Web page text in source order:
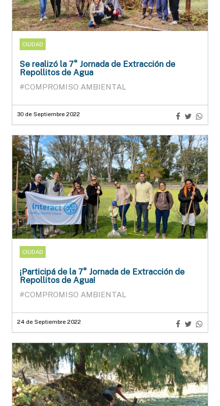
CIUDAD
Se realizó la 7° Jornada de Extracción de
Repollitos de Agua
#COMPROMISO AMBIENTAL
30 de Septiembre 2022
CIUDAD
¡Participá de la 7° Jornada de Extracción de
Repollitos de Agua!
#COMPROMISO AMBIENTAL
24 de Septiembre 2022